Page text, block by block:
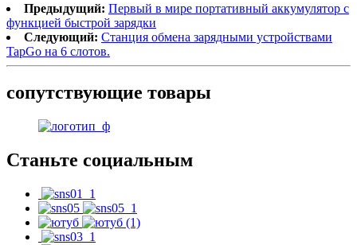
Предыдущий: Первый в мире портативный аккумулятор с
функцией быстрой зарядки
Следующий: Станция обмена зарядными устройствами
TapGo на 6 слотов.
сопутствующие товары
Станьте социальным